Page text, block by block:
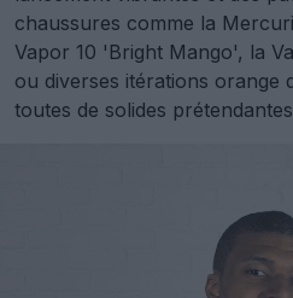
chaussures comme la
Vapor 10 'Bright Mango', la
ou diverses itérations orange
toutes de solides